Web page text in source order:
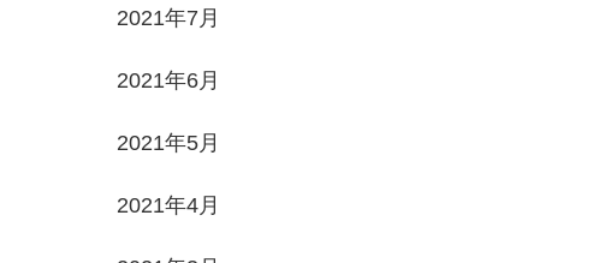
2021年7月
2021年6月
2021年5月
2021年4月